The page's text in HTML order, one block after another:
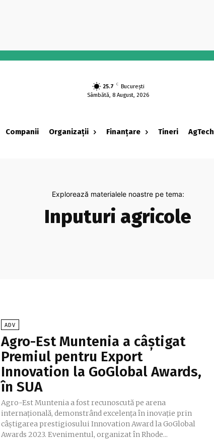
25.7 C
București
Sâmbătă, 8 August, 2026
Companii Organizații Finanțare Tineri AgTech
Explorează materialele noastre pe tema:
Inputuri agricole
ADV
Agro-Est Muntenia a câștigat
Premiul pentru Export
Innovation la GoGlobal Awards,
în SUA
Agro-Est Muntenia a fost recunoscută pe arena
internațională, demonstrând excelența în inovație prin
câștigarea prestigiosului Innovation Award la GoGlobal
Awards 2023. Evenimentul, organizat în Rhode...